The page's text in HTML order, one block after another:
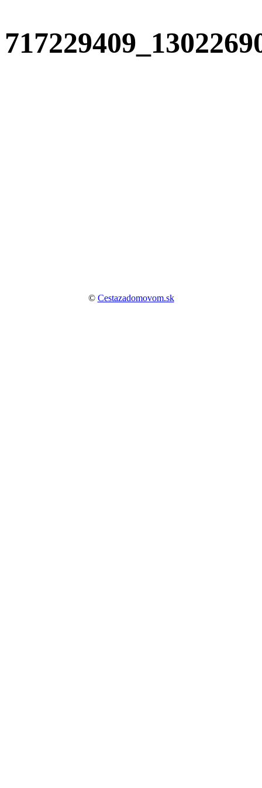
© Cestazadomovom.sk